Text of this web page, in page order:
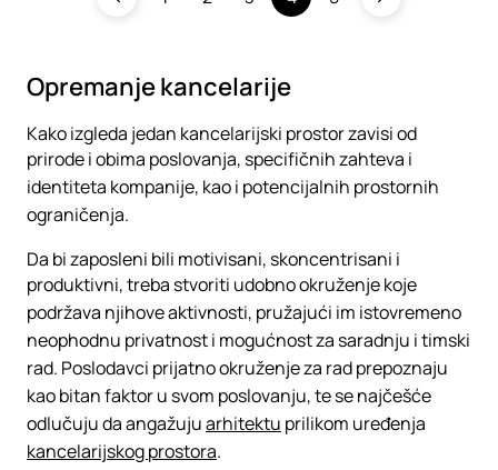
Opremanje kancelarije
Kako izgleda jedan kancelarijski prostor zavisi od
prirode i obima poslovanja, specifičnih zahteva i
identiteta kompanije, kao i potencijalnih prostornih
ograničenja.
Da bi zaposleni bili motivisani, skoncentrisani i
produktivni, treba stvoriti udobno okruženje koje
podržava njihove aktivnosti, pružajući im istovremeno
neophodnu privatnost i mogućnost za saradnju i timski
rad. Poslodavci prijatno okruženje za rad prepoznaju
kao bitan faktor u svom poslovanju, te se najčešće
odlučuju da angažujuarhitektu prilikom uređenja
kancelarijskog prostora.